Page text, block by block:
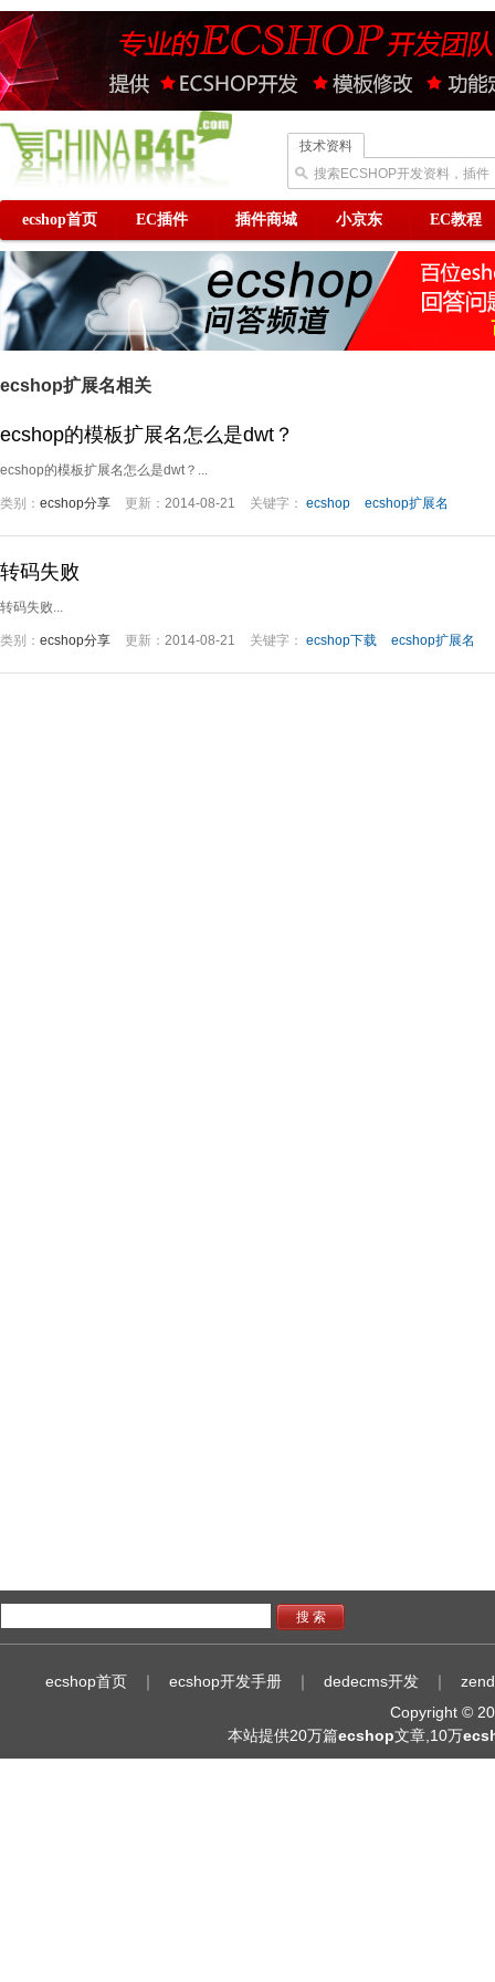
技术资料
搜索ECSHOP开发资料，插件
ecshop首页 EC插件 插件商城 小京东 EC教程
ecshop扩展名相关
ecshop的模板扩展名怎么是dwt？
ecshop的模板扩展名怎么是dwt？...
类别： ecshop分享 更新： 2014-08-21 关键字： ecshop ecshop扩展名
转码失败
转码失败...
类别： ecshop分享 更新： 2014-08-21 关键字： ecshop下载 ecshop扩展名
搜 索
ecshop首页 ｜ ecshop开发手册 ｜ dedecms开发 ｜
Copyright ©
本站提供20万篇ecshop文章,10万